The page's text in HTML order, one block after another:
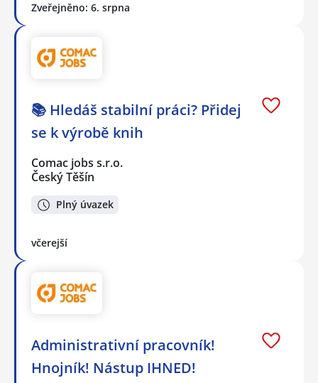
Zveřejněno: 6. srpna
📚 Hledáš stabilní práci? Přidej
se k výrobě knih
Comac jobs s.r.o.
Český Těšín
Plný úvazek
včerejší
Administrativní pracovník!
Hnojník! Nástup IHNED!